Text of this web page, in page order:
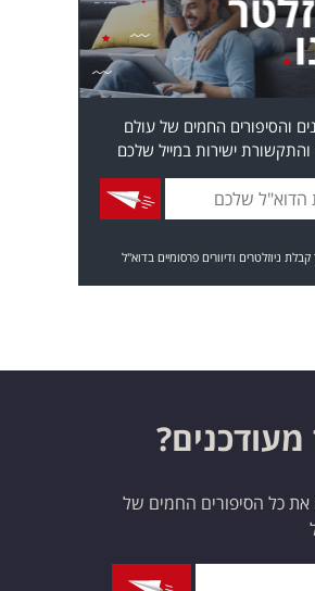
והסיפורים החמים של עולם
ישירות במייל שלכם
ניוזלטרים ודיוורים פרסומיים בדוא"ל
את כל הסיפורים החמים של